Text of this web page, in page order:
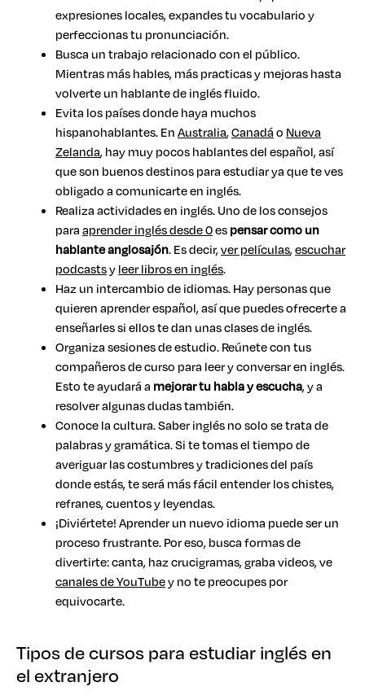
expresiones locales, expandes tu vocabulario y
perfeccionas tu pronunciación.
Busca un trabajo relacionado con el público.
Mientras más hables, más practicas y mejoras hasta
volverte un hablante de inglés fluido.
Evita los países donde haya muchos
hispanohablantes. EnAustralia,Canadáo Nueva
Zelanda, hay muy pocos hablantes del español, así
que son buenos destinos para estudiar ya que te ves
obligado a comunicarte en inglés.
Realiza actividades en inglés. Uno de los consejos
paraaprender inglés desde 0espensar como un
hablante anglosajón. Es decir,ver películas,escuchar
podcastsyleer libros en inglés.
Haz un intercambio de idiomas. Hay personas que
quieren aprender español, así que puedes ofrecerte a
enseñarles si ellos te dan unas clases de inglés.
Organiza sesiones de estudio. Reúnete con tus
compañeros de curso para leer y conversar en inglés.
Esto te ayudará a mejorar tu habla y escucha, y a
resolver algunas dudas también.
Conoce la cultura. Saber inglés no solo se trata de
palabras y gramática. Si te tomas el tiempo de
averiguar las costumbres y tradiciones del país
donde estás, te será más fácil entender los chistes,
refranes, cuentos y leyendas.
¡Diviértete! Aprender un nuevo idioma puede ser un
proceso frustrante. Por eso, busca formas de
divertirte: canta, haz crucigramas, graba videos, ve
canales de YouTubey no te preocupes por
equivocarte.
Tipos de cursos para estudiar inglés en
el extranjero